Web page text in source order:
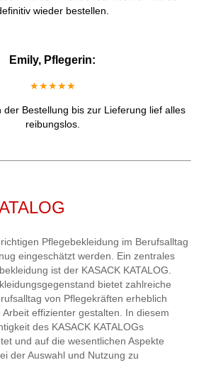
wieder bestellen.
Emily, Pflegerin:
★★★★★
der Bestellung bis zur Lieferung lief alles
reibungslos.
Pflegebekleidung im Berufsalltag
eingeschätzt werden. Ein zentrales
ist der KASACK KATALOG.
bietet zahlreiche
von Pflegekräften erheblich
effizienter gestalten. In diesem
des KASACK KATALOGs
und auf die wesentlichen Aspekte
der Auswahl und Nutzung zu